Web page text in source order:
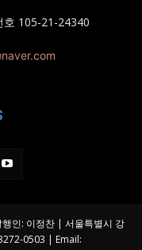
호 105-21-24340
인: 이정찬 | 서울특별시 강
0503 | Email: